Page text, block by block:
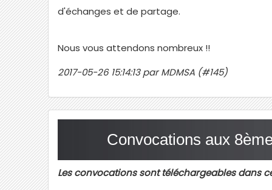
d'échanges et de partage.
Nous vous attendons nombreux !!
2017-05-26 15:14:13 par MDMSA (#145)
Convocations aux
Les convocations sont téléchargeables dans